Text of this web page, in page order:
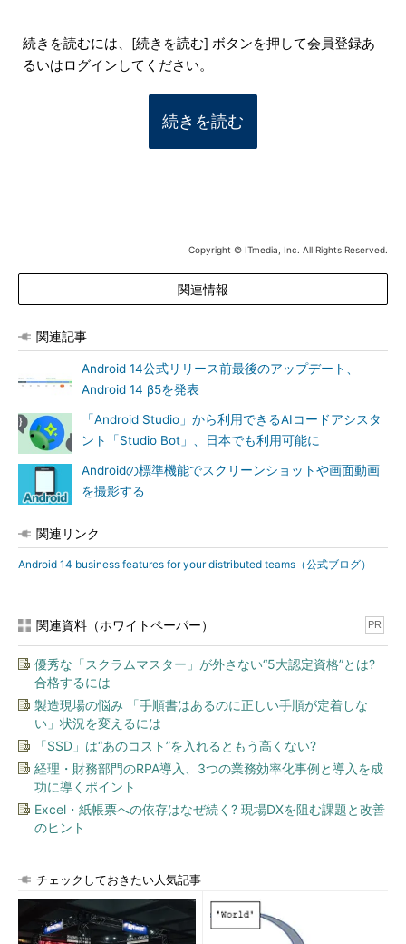
続きを読むには、[続きを読む] ボタンを押して会員登録あ
るいはログインしてください。
続きを読む
Copyright © ITmedia, Inc. All Rights Reserved.
関連情報
関連記事
Android 14公式リリース前最後のアップデート、
Android 14 β5を発表
「Android Studio」から利用できるAIコードアシスタ
ント「Studio Bot」、日本でも利用可能に
Androidの標準機能でスクリーンショットや画面動画
を撮影する
関連リンク
Android 14 business features for your distributed teams（公式ブログ）
関連資料（ホワイトペーパー） PR
優秀な「スクラムマスター」が外さない“5大認定資格”とは?
合格するには
製造現場の悩み 「手順書はあるのに正しい手順が定着しな
い」状況を変えるには
「SSD」は“あのコスト”を入れるともう高くない?
経理・財務部門のRPA導入、3つの業務効率化事例と導入を成
功に導くポイント
Excel・紙帳票への依存はなぜ続く? 現場DXを阻む課題と改善
のヒント
チェックしておきたい人気記事